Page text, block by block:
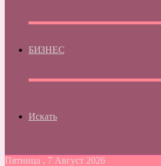
БИЗНЕС
Искать
Пятница , 7 Август 2026